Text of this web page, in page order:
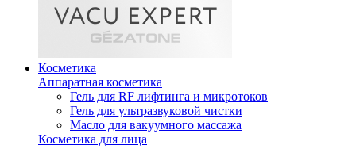
Косметика
Аппаратная косметика
Гель для RF лифтинга и микротоков
Гель для ультразвуковой чистки
Масло для вакуумного массажа
Косметика для лица